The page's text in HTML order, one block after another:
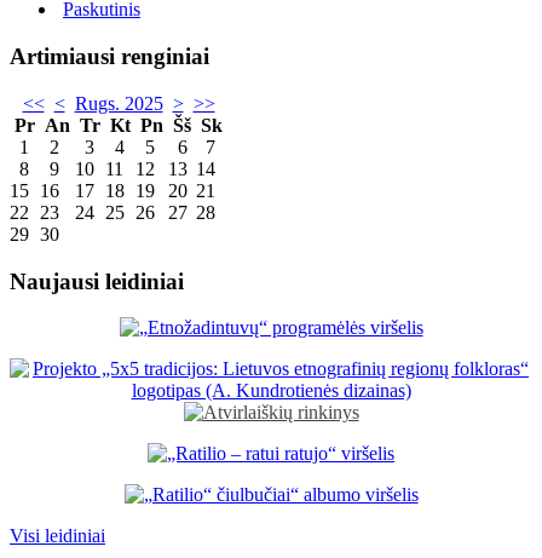
Paskutinis
Artimiausi renginiai
<< < Rugs. 2025 > >>
Pr An Tr Kt Pn Šš Sk
1
2 3 4 5 6
7
8
9 10 11 12 13 14
15 16 17 18 19 20 21
22
23 24 25 26 27 28
29 30
Naujausi leidiniai
Visi leidiniai